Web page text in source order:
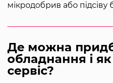
мікродобрив або підсіву
Де можна
обладнання і
сервіс?